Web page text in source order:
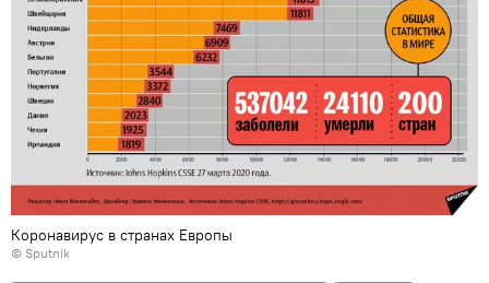
Коронавирус в странах Европы
© Sputnik